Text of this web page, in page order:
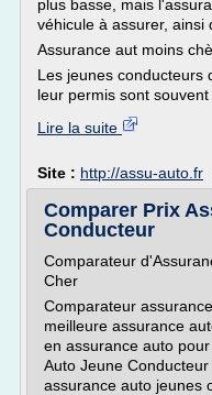
plus basse, mais
véhicule à assurer, ainsi
Assurance aut moins
Les jeunes conducteurs
leur permis sont souvent
Lire la suite
Site : http://assu-auto.fr
Comparer Prix
Conducteur
Comparateur
Cher
Comparateur
meilleure assurance
en assurance auto
Auto Jeune Conducteur
assurance auto jeunes